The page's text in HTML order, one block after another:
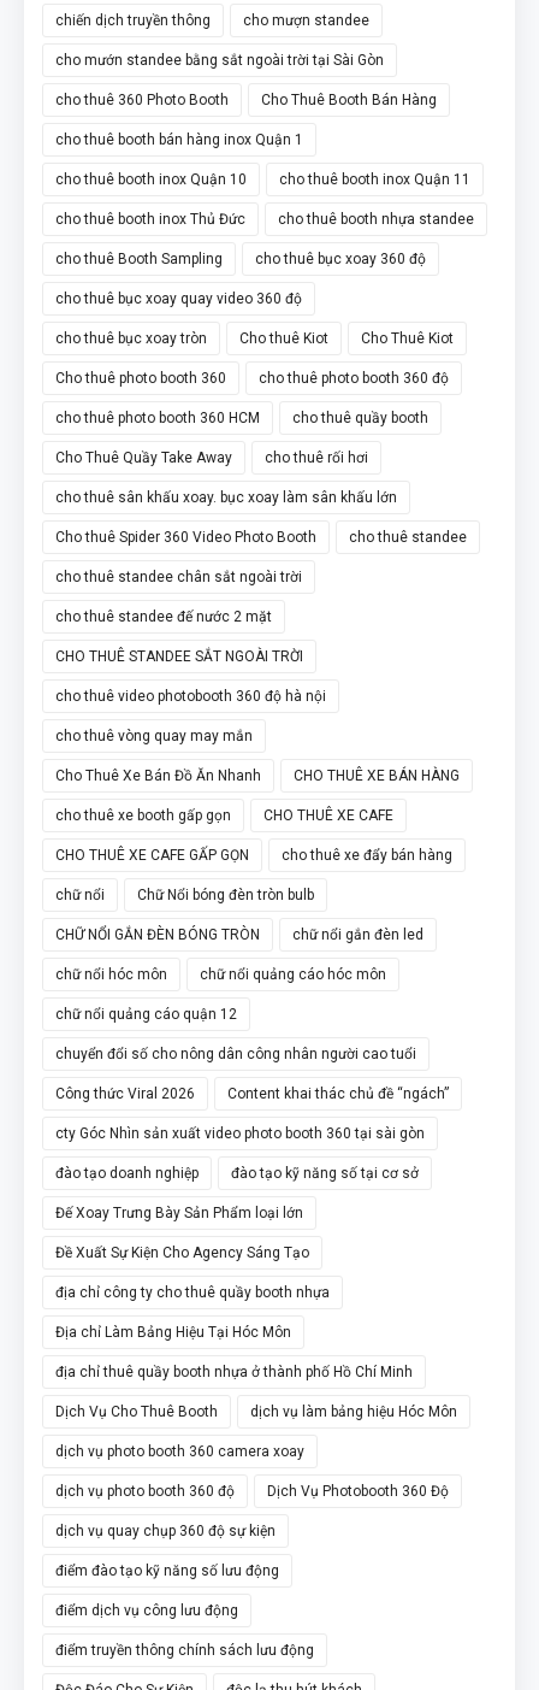
chiến dịch truyền thông cho mượn standee
cho mướn standee bằng sắt ngoài trời tại Sài Gòn
cho thuê 360 Photo Booth Cho Thuê Booth Bán Hàng
cho thuê booth bán hàng inox Quận 1
cho thuê booth inox Quận 10 cho thuê booth inox Quận 11
cho thuê booth inox Thủ Đức cho thuê booth nhựa standee
cho thuê Booth Sampling cho thuê bục xoay 360 độ
cho thuê bục xoay quay video 360 độ
cho thuê bục xoay tròn Cho thuê Kiot Cho Thuê Kiot
Cho thuê photo booth 360 cho thuê photo booth 360 độ
cho thuê photo booth 360 HCM cho thuê quầy booth
Cho Thuê Quầy Take Away cho thuê rối hơi
cho thuê sân khấu xoay. bục xoay làm sân khấu lớn
Cho thuê Spider 360 Video Photo Booth cho thuê standee
cho thuê standee chân sắt ngoài trời
cho thuê standee đế nước 2 mặt
CHO THUÊ STANDEE SẮT NGOÀI TRỜI
cho thuê video photobooth 360 độ hà nội
cho thuê vòng quay may mắn
Cho Thuê Xe Bán Đồ Ăn Nhanh CHO THUÊ XE BÁN HÀNG
cho thuê xe booth gấp gọn CHO THUÊ XE CAFE
CHO THUÊ XE CAFE GẤP GỌN cho thuê xe đẩy bán hàng
chữ nổi Chữ Nổi bóng đèn tròn bulb
CHỮ NỔI GẮN ĐÈN BÓNG TRÒN chữ nổi gắn đèn led
chữ nổi hóc môn chữ nổi quảng cáo hóc môn
chữ nổi quảng cáo quận 12
chuyển đổi số cho nông dân công nhân người cao tuổi
Công thức Viral 2026 Content khai thác chủ đề “ngách”
cty Góc Nhìn sản xuất video photo booth 360 tại sài gòn
đào tạo doanh nghiệp đào tạo kỹ năng số tại cơ sở
Đế Xoay Trưng Bày Sản Phẩm loại lớn
Đề Xuất Sự Kiện Cho Agency Sáng Tạo
địa chỉ công ty cho thuê quầy booth nhựa
Địa chỉ Làm Bảng Hiệu Tại Hóc Môn
địa chỉ thuê quầy booth nhựa ở thành phố Hồ Chí Minh
Dịch Vụ Cho Thuê Booth dịch vụ làm bảng hiệu Hóc Môn
dịch vụ photo booth 360 camera xoay
dịch vụ photo booth 360 độ Dịch Vụ Photobooth 360 Độ
dịch vụ quay chụp 360 độ sự kiện
điểm đào tạo kỹ năng số lưu động
điểm dịch vụ công lưu động
điểm truyền thông chính sách lưu động